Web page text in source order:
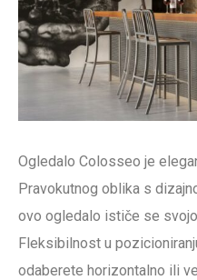
Ogledalo Colosseo je
Pravokutnog oblika s
ovo ogledalo ističe se
Fleksibilnost u
odaberete horizontalno ili